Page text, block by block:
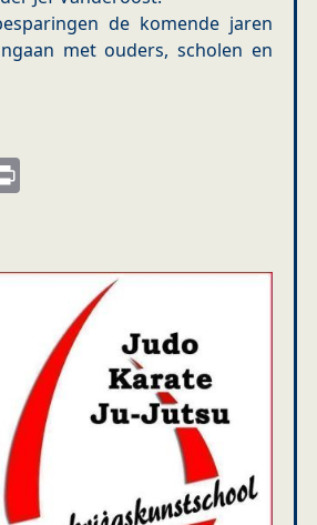
de komende jaren
met ouders, scholen en